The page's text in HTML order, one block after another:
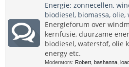
innovatieve wetenschappelijke
Energie: zonnecellen,
biodiesel, biomassa,
Energieforum over
kernfusie, duurzame
biodiesel, waterstof, olie
energy etc.
Moderators: Robert bashanna